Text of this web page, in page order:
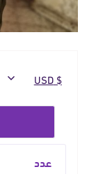
حدد
التبرع